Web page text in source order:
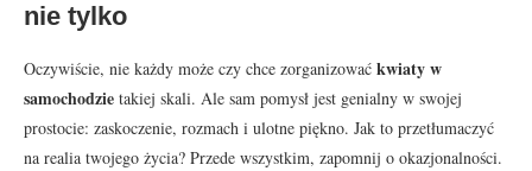
nie tylko
Oczywiście, nie każdy może czy chce zorganizować kwiaty w
samochodzie takiej skali. Ale sam pomysł jest genialny w swojej
prostocie: zaskoczenie, rozmach i ulotne piękno. Jak to przetłumaczyć
na realia twojego życia? Przede wszystkim, zapomnij o okazjonalności.